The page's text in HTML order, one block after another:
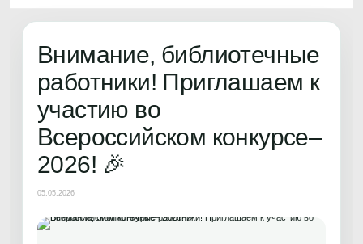
Внимание, библиотечные
работники! Приглашаем к
участию во
Всероссийском конкурсе–
2026! 🎉
05.05.2026